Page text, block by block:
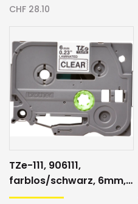
CHF 28.10
TZe-111, 906111,
farblos/schwarz, 6mm,
Schriftband